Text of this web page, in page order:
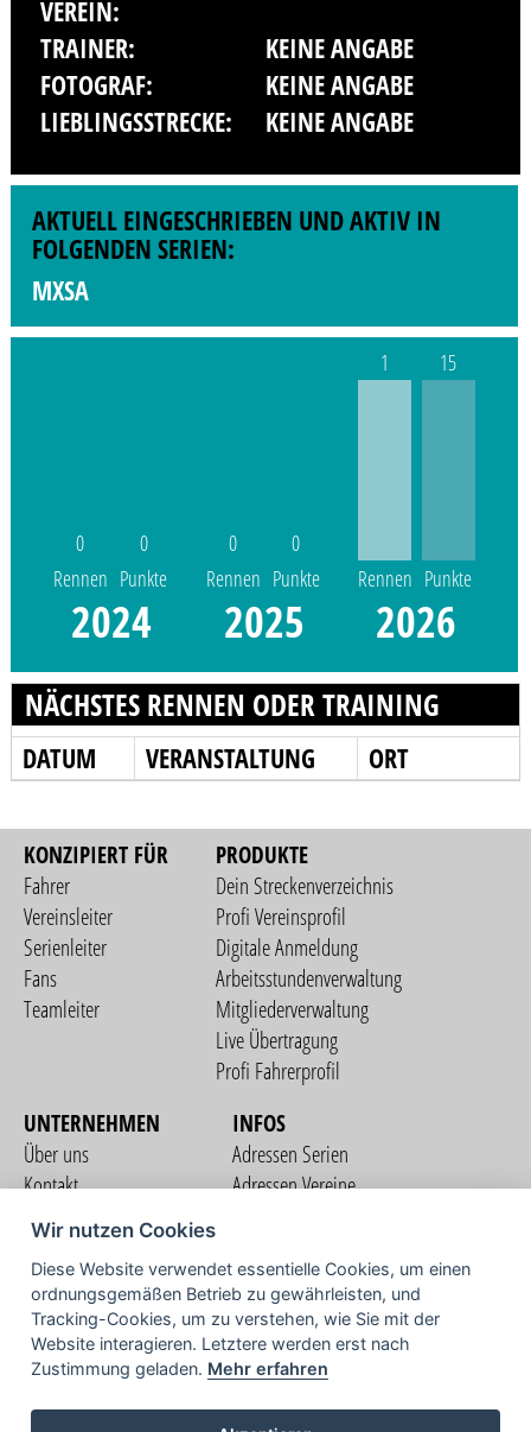
VEREIN:
TRAINER:
KEINE ANGABE
FOTOGRAF:
KEINE ANGABE
LIEBLINGSSTRECKE:
KEINE ANGABE
AKTUELL EINGESCHRIEBEN UND AKTIV IN
FOLGENDEN SERIEN:
MXSA
0
Rennen
0
Punkte
2024
0
Rennen
0
Punkte
2025
1
Rennen
15
Punkte
2026
NÄCHSTES RENNEN ODER TRAINING
DATUM VERANSTALTUNG ORT
KONZIPIERT FÜR
Fahrer
Vereinsleiter
Serienleiter
Fans
Teamleiter
PRODUKTE
Dein Streckenverzeichnis
Profi Vereinsprofil
Digitale Anmeldung
Arbeitsstundenverwaltung
Mitgliederverwaltung
Live Übertragung
Profi Fahrerprofil
UNTERNEHMEN
Über uns
Kontakt
Nutzungsbedingungen
Datenschutzerklärung
Impressum
INFOS
Adressen Serien
Adressen Vereine
COMMUNITY
TV
Wir nutzen Cookies
Diese Website verwendet essentielle Cookies, um einen
ordnungsgemäßen Betrieb zu gewährleisten, und
Tracking-Cookies, um zu verstehen, wie Sie mit der
Website interagieren. Letztere werden erst nach
Zustimmung geladen. Mehr erfahren